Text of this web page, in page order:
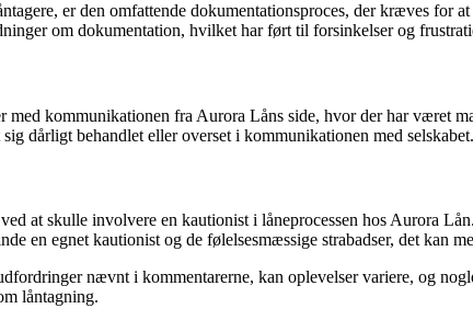
er den omfattende dokumentationsproces, der kræves for
om dokumentation, hvilket har ført til forsinkelser og
med kommunikationen fra Aurora Låns side, hvor der har været
dårligt behandlet eller overset i kommunikationen med selskabet.
at skulle involvere en kautionist i låneprocessen hos Aurora Lån.
en egnet kautionist og de følelsesmæssige strabadser, det kan
nævnt i kommentarerne, kan oplevelser variere, og
låntagning.